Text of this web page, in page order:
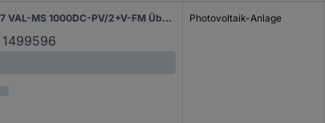
Phoenix Contact 2800627 VAL-MS 1000DC-PV/2+V-FM Überspannungsschutz-Ableiter Überspannungsschutz für: Photovoltaik-Anlage 15 kA 1 St.
1499596
Photovoltaik-Anlage